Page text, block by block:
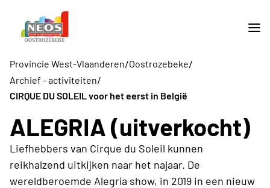
Provincie West-Vlaanderen/Oostrozebeke/
Archief - activiteiten/
CIRQUE DU SOLEIL voor het eerst in België
ALEGRIA (uitverkocht)
Liefhebbers van Cirque du Soleil kunnen
reikhalzend uitkijken naar het najaar. De
wereldberoemde Alegría show, in 2019 in een nieuw